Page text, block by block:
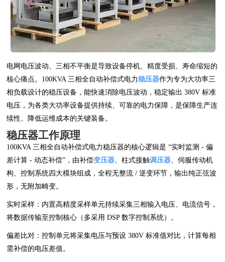
电网电压波动、三相不平衡是导致设备停机、精度受损、寿命缩短的
核心痛点。100KVA 三相全自动补偿式电力稳压器作为专为大功率三
相负载设计的稳压设备，能快速消除电压波动，稳定输出 380V 标准
电压，为各类大功率设备提供持续、可靠的电力保障，是保障生产连
续性、降低运维成本的关键装备。
稳压器工作原理
100KVA 三相全自动补偿式电力稳压器的核心逻辑是 “实时监测 - 偏
差计算 - 动态补偿”，由补偿变压器 、柱式接触调压器 、伺服传动机
构、控制系统四大模块组成，全程无整流 / 逆变环节，输出纯正弦波
形，无附加畸变。
实时采样：内置高精度采样单元持续采集三相输入电压、电流信号，
将数据传输至控制核心（多采用 DSP 数字控制系统）。
偏差比对：控制单元将采集电压与预设 380V 标准值对比，计算每相
需补偿的电压差值。